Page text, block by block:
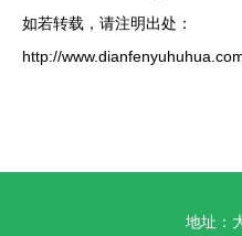
如若转载，请注明出处：
http://
地址：